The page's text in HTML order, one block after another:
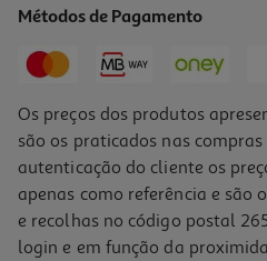
Métodos de Pagamento
Os preços dos produtos
são os praticados nas
autenticação do cliente os
apenas como referência e são
e recolhas no código postal
login e em função da